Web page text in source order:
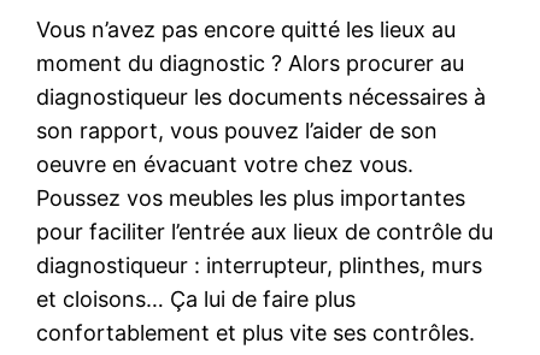
Vous n’avez pas encore quitté les lieux au
moment du diagnostic ? Alors procurer au
diagnostiqueur les documents nécessaires à
son rapport, vous pouvez l’aider de son
oeuvre en évacuant votre chez vous.
Poussez vos meubles les plus importantes
pour faciliter l’entrée aux lieux de contrôle du
diagnostiqueur : interrupteur, plinthes, murs
et cloisons… Ça lui de faire plus
confortablement et plus vite ses contrôles.